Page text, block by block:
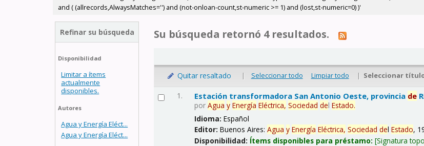
and ( (allrecords,AlwaysMatches='') and (not-onloan-count,st-numeric >= 1) and (lost,st-numeric=0) )'
Refinar su búsqueda
Disponibilidad
Limitar a ítems
actualmente
disponibles.
Autores
Agua y Energía Eléct...
Agua y Energía Eléct...
Su búsqueda retornó 4 resultados.
Quitar resaltado | Seleccionar todo Limpiar todo | Seleccionar
1. Estación transformadora San Antonio Oeste, provincia de
porAgua y Energía Eléctrica, Sociedad delEstado.
Idioma:Español
Editor:Buenos Aires:Agua y Energía Eléctrica, Sociedad delEstado,
Disponibilidad: Ítems disponibles para préstamo: Signatura